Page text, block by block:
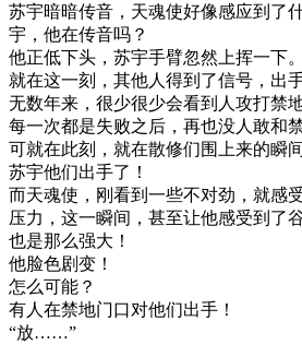
苏宇暗暗传音，天魂使好像感应到了
宇，他在传音吗？
他正低下头，苏宇手臂忽然上挥一下。
就在这一刻，其他人得到了信号，出手
无数年来，很少很少会看到人攻打禁
每一次都是失败之后，再也没人敢和
可就在此刻，就在散修们围上来的瞬间
苏宇他们出手了！
而天魂使，刚看到一些不对劲，就感
压力，这一瞬间，甚至让他感受到了
也是那么强大！
他脸色剧变！
怎么可能？
有人在禁地门口对他们出手！
“放……”